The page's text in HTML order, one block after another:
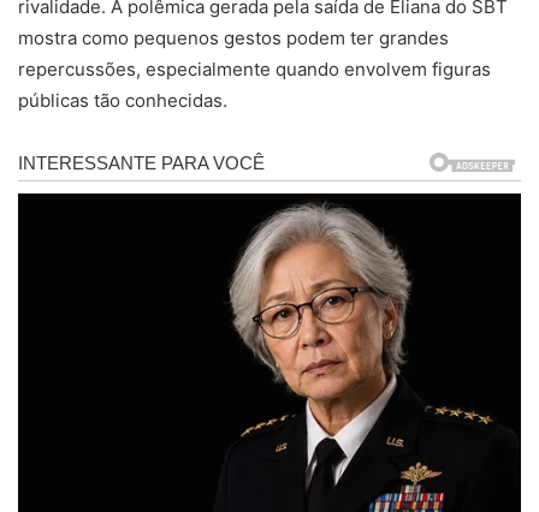
rivalidade. A polêmica gerada pela saída de Eliana do SBT
mostra como pequenos gestos podem ter grandes
repercussões, especialmente quando envolvem figuras
públicas tão conhecidas.